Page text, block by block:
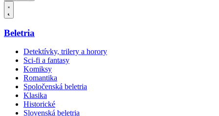
Beletria
Detektívky, trilery a horory
Sci-fi a fantasy
Komiksy
Romantika
Spoločenská beletria
Klasika
Historické
Slovenská beletria